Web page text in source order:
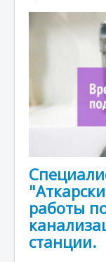
работы
станции.